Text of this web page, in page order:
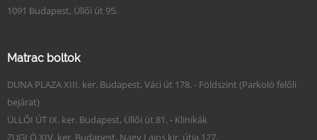
1091 Budapest, Üllői út 95.
Matrac boltok
DUNA PLAZA XIII. ker. Budapest, Váci út 178. - Földszint (Parkoló felőli
bejárat)
ÜLLŐI ÚT IX. ker. Budapest, Üllői út 81. - Klinikák
ZUGLÓ XIV. ker. Budapest, Nagy Lajos kir. útja 127.